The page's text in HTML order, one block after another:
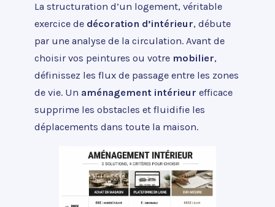
La structuration d’un logement, véritable
exercice de décoration d’intérieur, débute
par une analyse de la circulation. Avant de
choisir vos peintures ou votre mobilier,
définissez les flux de passage entre les zones
de vie. Un aménagement intérieur efficace
supprime les obstacles et fluidifie les
déplacements dans toute la maison.